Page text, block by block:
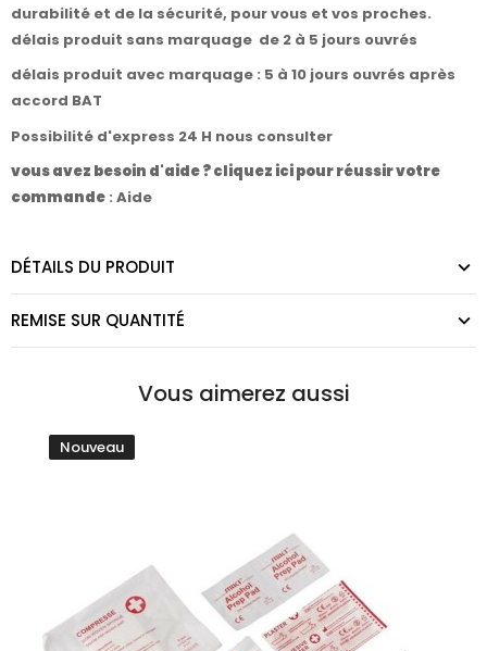
durabilité et de la sécurité, pour vous et vos proches.
délais produit sans marquage de 2 à 5 jours ouvrés
délais produit avec marquage : 5 à 10 jours ouvrés après
accord BAT
Possibilité d'express 24 H nous consulter
vous avez besoin d'aide ? cliquez ici pour réussir votre
commande : Aide
DÉTAILS DU PRODUIT
REMISE SUR QUANTITÉ
Vous aimerez aussi
Nouveau